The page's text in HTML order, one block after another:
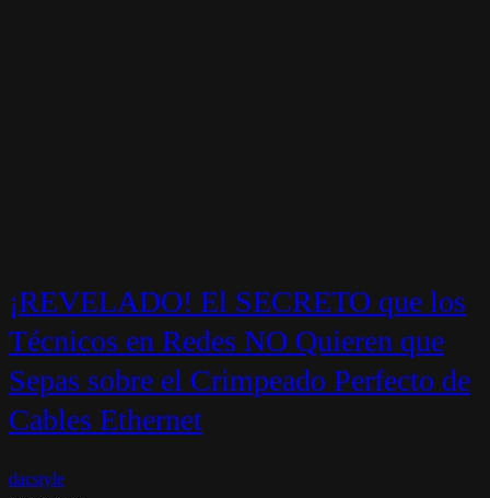
¡REVELADO! El SECRETO que los
Técnicos en Redes NO Quieren que
Sepas sobre el Crimpeado Perfecto de
Cables Ethernet
dacstyle